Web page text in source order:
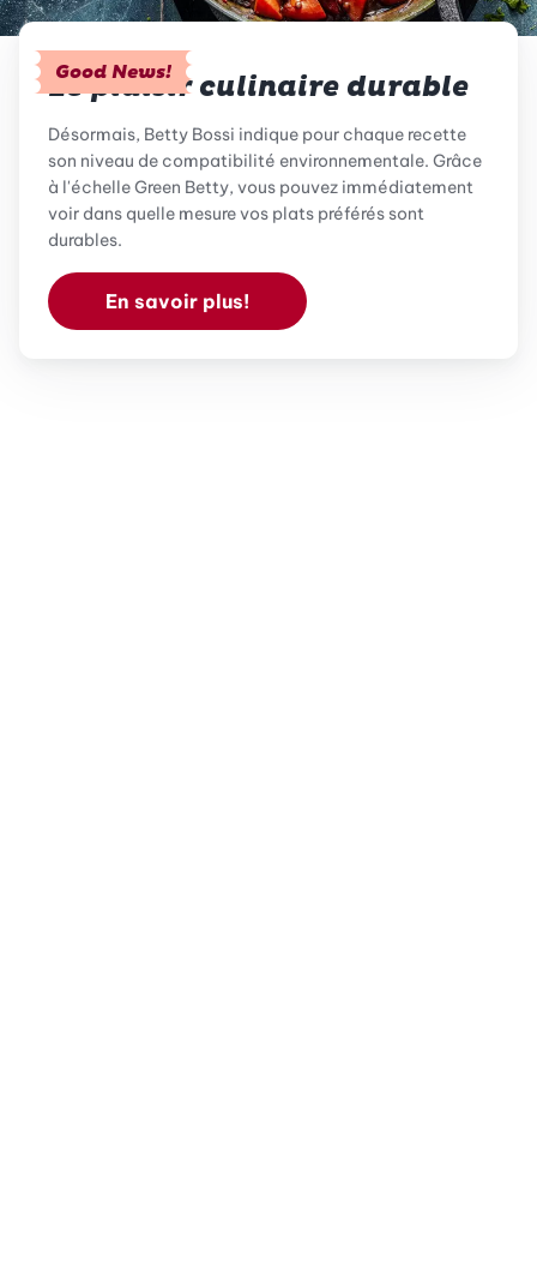
Good News!
Le plaisir culinaire durable
Désormais, Betty Bossi indique pour chaque recette
son niveau de compatibilité environnementale. Grâce
à l'échelle Green Betty, vous pouvez immédiatement
voir dans quelle mesure vos plats préférés sont
durables.
En savoir plus!